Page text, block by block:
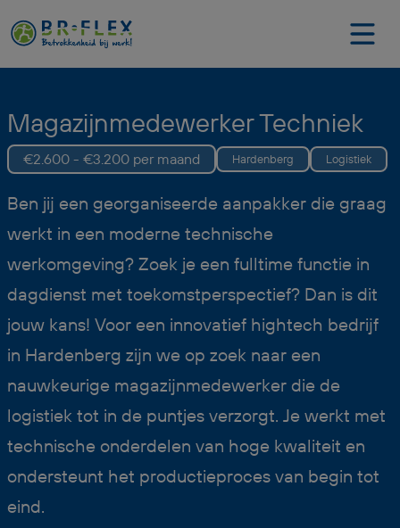
Magazijnmedewerker Techniek
€2.600 - €3.200 per maand Hardenberg Logistiek
Ben jij een georganiseerde aanpakker die graag
werkt in een moderne technische
werkomgeving? Zoek je een fulltime functie in
dagdienst met toekomstperspectief? Dan is dit
jouw kans! Voor een innovatief hightech bedrijf
in Hardenberg zijn we op zoek naar een
nauwkeurige magazijnmedewerker die de
logistiek tot in de puntjes verzorgt. Je werkt met
technische onderdelen van hoge kwaliteit en
ondersteunt het productieproces van begin tot
eind.